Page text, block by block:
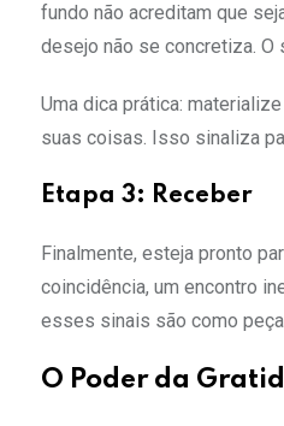
fundo não acreditam que
desejo não se concretiza. O
Uma dica prática:
suas coisas. Isso sinaliza
Etapa 3: Receber
Finalmente, esteja pronto
coincidência, um encontro
esses sinais são como
O Poder da